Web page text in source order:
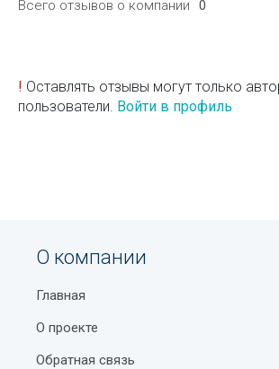
Всего отзывов о компании 0
! Оставлять отзывы могут только
пользователи. Войти в профиль
О компании
Главная
О проекте
Обратная связь